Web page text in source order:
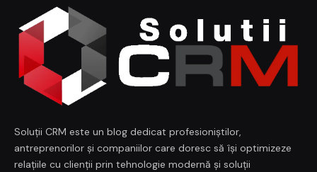
Soluții CRM este un blog dedicat profesioniștilor,
antreprenorilor și companiilor care doresc să își optimizeze
relațiile cu clienții prin tehnologie modernă și soluții